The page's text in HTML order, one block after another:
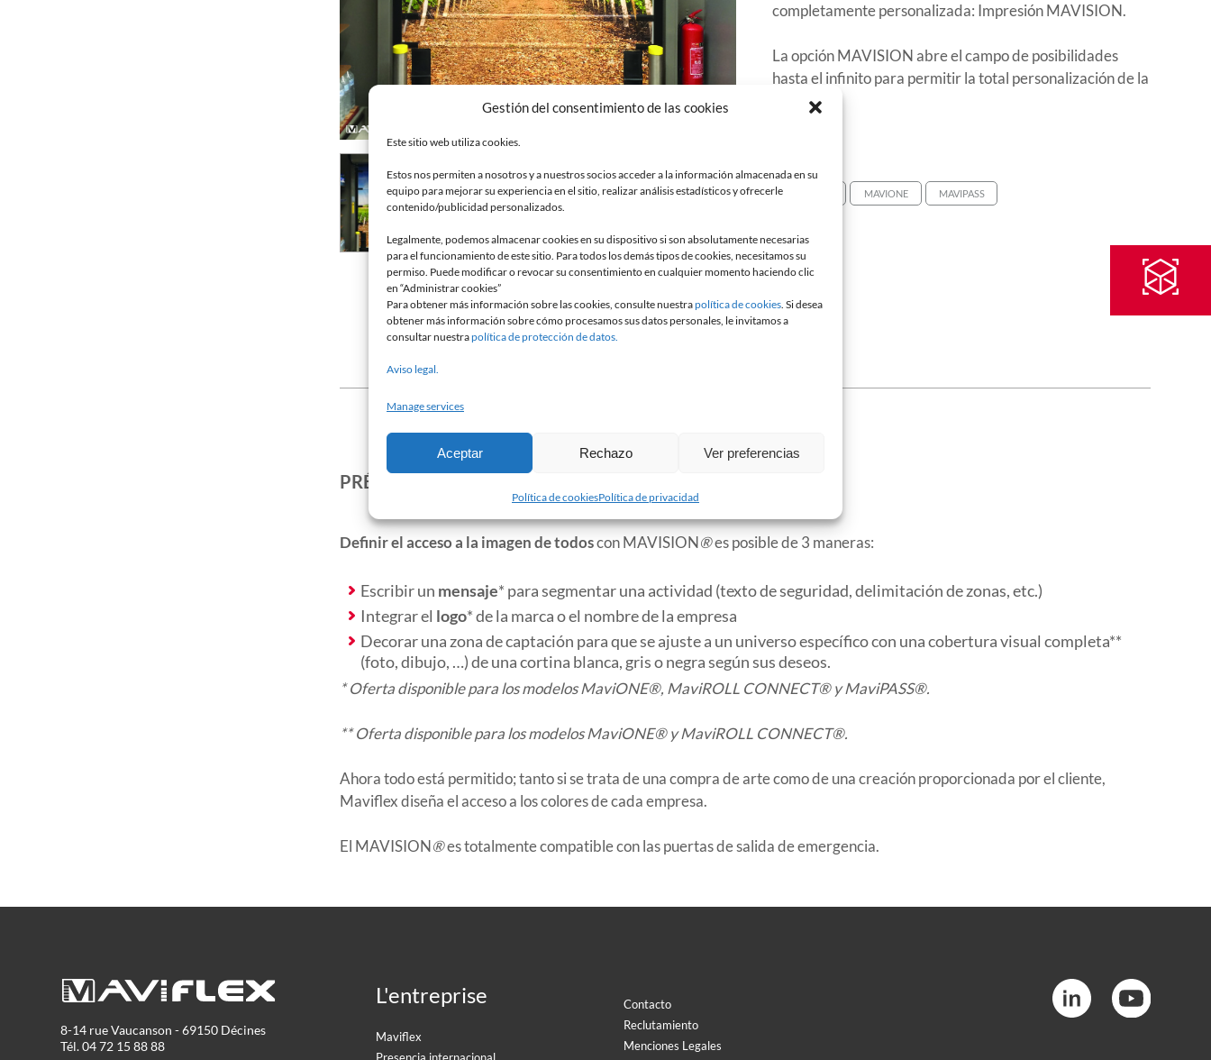
Gestión del consentimiento de las cookies
Este sitio web utiliza cookies.
Estos nos permiten a nosotros y a nuestros socios acceder a la información almacenada en su
equipo para mejorar su experiencia en el sitio, realizar análisis estadísticos y ofrecerle
contenido/publicidad personalizados.
Legalmente, podemos almacenar cookies en su dispositivo si son absolutamente necesarias
para el funcionamiento de este sitio. Para todos los demás tipos de cookies, necesitamos su
permiso. Puede modificar o revocar su consentimiento en cualquier momento haciendo clic
en “Administrar cookies”
Para obtener más información sobre las cookies, consulte nuestrapolítica de cookies. Si desea
obtener más información sobre cómo procesamos sus datos personales, le invitamos a
consultar nuestrapolítica de protección de datos.
Aviso legal.
Manage services
Aceptar Rechazo Ver preferencias
Política de cookiesPolítica de privacidad
completamente personalizada: Impresión MAVISION.
La opción MAVISION abre el campo de posibilidades
hasta el infinito para permitir la total personalización de la
cortina.
MAVIONE MAVIPASS
PRÉSENTATION DU PRODUIT
Definir el acceso a la imagen de todoscon MAVISION®es posible de 3 maneras:
Escribir un mensaje* para segmentar una actividad (texto de seguridad, delimitación de zonas, etc.)
Integrar el logo* de la marca o el nombre de la empresa
Decorar una zona de captación para que se ajuste a un universo específico con una cobertura visual completa**
(foto, dibujo, …) de una cortina blanca, gris o negra según sus deseos.
* Oferta disponible para los modelos MaviONE®, MaviROLL CONNECT® y MaviPASS®.
** Oferta disponible para los modelos MaviONE® y MaviROLL CONNECT®.
Ahora todo está permitido; tanto si se trata de una compra de arte como de una creación proporcionada por el cliente,
Maviflex diseña el acceso a los colores de cada empresa.
El MAVISION®es totalmente compatible con las puertas de salida de emergencia.
8-14 rue Vaucanson - 69150 Décines
Tél. 04 72 15 88 88
L'entreprise
Maviflex
Contacto
Reclutamiento
Menciones Legales